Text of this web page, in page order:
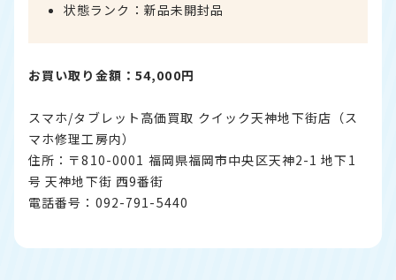
状態ランク：新品未開封品
お買い取り金額：54,000円
スマホ/タブレット高価買取 クイック天神地下街店（ス
マホ修理工房内）
住所：〒810-0001 福岡県福岡市中央区天神2-1 地下1
号 天神地下街 西9番街
電話番号：092-791-5440